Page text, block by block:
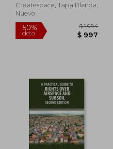
Createspace, Tapa Blanda,
Nuevo